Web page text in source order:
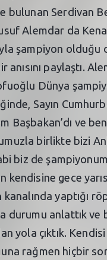
bulunan Serdivan
Alemdar da
şampiyon olduğu
anısını paylaştı.
Dünya
Sayın
Başbakan’dı ve
birlikte bizi
biz de
kendisine gece
yaptığı
durumu anlattık ve
yola çıktık. Kendisi
rağmen hiçbir